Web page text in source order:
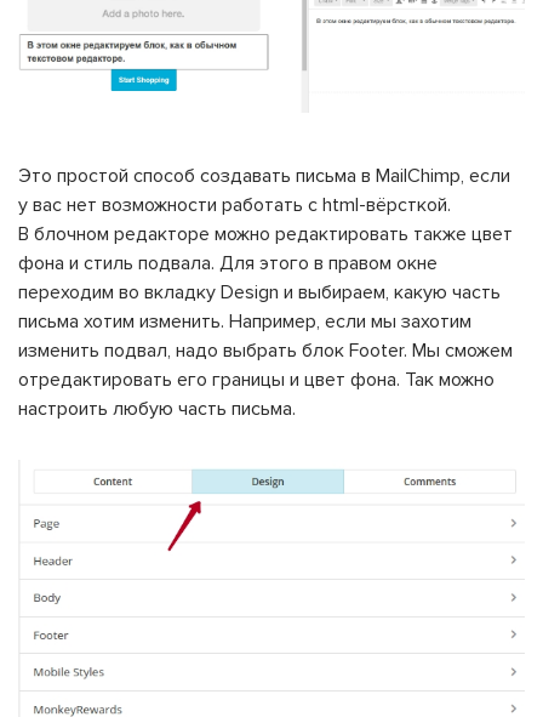
Это простой способ создавать письма в MailChimp, если
у вас нет возможности работать с html-вёрсткой.
В блочном редакторе можно редактировать также цвет
фона и стиль подвала. Для этого в правом окне
переходим во вкладку Design и выбираем, какую часть
письма хотим изменить. Например, если мы захотим
изменить подвал, надо выбрать блок Footer. Мы сможем
отредактировать его границы и цвет фона. Так можно
настроить любую часть письма.